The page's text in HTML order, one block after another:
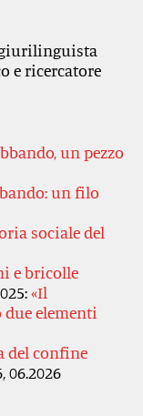
giurilinguista
e ricercatore
un pezzo
un filo
sociale del
e bricolle
«Il
elementi
del confine
06.2026